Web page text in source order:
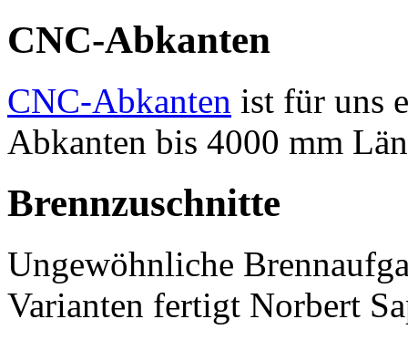
CNC-Abkanten
CNC-Abkanten ist für uns
Abkanten bis 4000 mm
Brennzuschnitte
Ungewöhnliche
Varianten fertigt Norbert